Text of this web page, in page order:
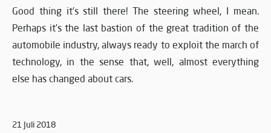
Good thing it’s still there! The steering wheel, I mean.
Perhaps it’s the last bastion of the great tradition of the
automobile industry, always ready to exploit the march of
technology, in the sense that, well, almost everything
else has changed about cars.
21 Juli 2018